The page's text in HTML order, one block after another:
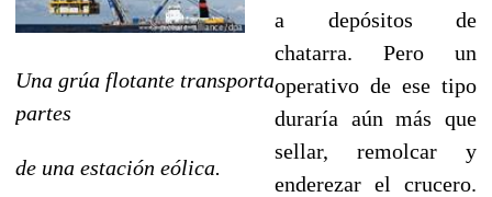
Una grúa flotante transporta
partes
de una estación eólica.
a depósitos de
chatarra. Pero un
operativo de ese tipo
duraría aún más que
sellar, remolcar y
enderezar el crucero.